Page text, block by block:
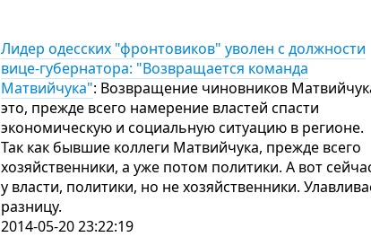
Лидер одесских "фронтовиков" уволен с должности
вице-губернатора: "Возвращается команда
Матвийчука": Возвращение чиновников
это, прежде всего намерение властей спасти
экономическую и социальную ситуацию в регионе.
Так как бывшие коллеги Матвийчука, прежде всего
хозяйственники, а уже потом политики. А вот
у власти, политики, но не хозяйственники.
разницу.
2014-05-20 23:22:19